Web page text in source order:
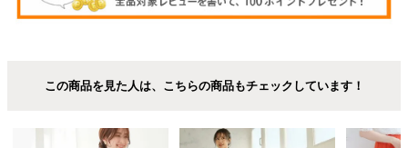
この商品を見た人は、こちらの商品もチェックしています！